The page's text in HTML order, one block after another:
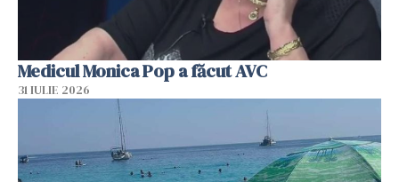
Medicul Monica Pop a făcut AVC
31 IULIE 2026